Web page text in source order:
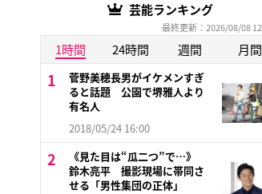
芸能ランキング
最終更新：2026/08/08
1時間 24時間 週間 月間
菅野美穂長男がイケメンすぎ
ると話題 公園で堺雅人より
有名人
2018/05/24 16:00
《見た目は“瓜二つ”で…》
鈴木亮平 撮影現場に帯同さ
せる「男性集団の正体」